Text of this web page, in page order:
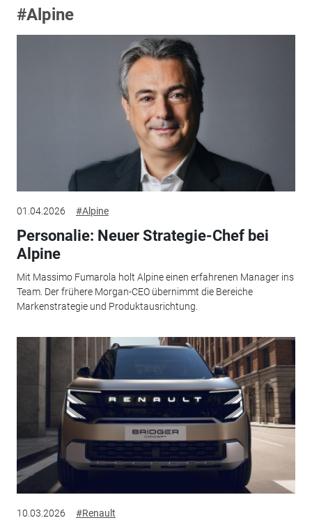
#Alpine
01.04.2026 #Alpine
Personalie: Neuer Strategie-Chef bei
Alpine
Mit Massimo Fumarola holt Alpine einen erfahrenen Manager ins
Team. Der frühere Morgan-CEO übernimmt die Bereiche
Markenstrategie und Produktausrichtung.
10.03.2026 #Renault